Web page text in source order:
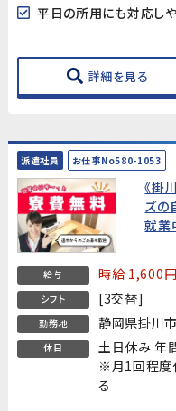
詳細を見る
派遣社員 お仕事No580-1053
《掛
ズの
就
給与 時給 1,600
シフト [3交替]
勤務地 静岡県掛川市
休日
土日休み 年
※月1回程度
る